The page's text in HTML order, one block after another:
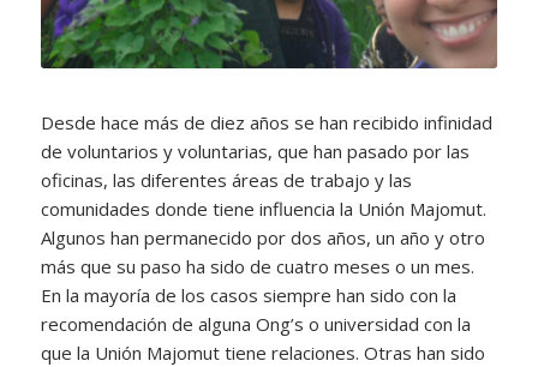
Desde hace más de diez años se han recibido infinidad
de voluntarios y voluntarias, que han pasado por las
oficinas, las diferentes áreas de trabajo y las
comunidades donde tiene influencia la Unión Majomut.
Algunos han permanecido por dos años, un año y otro
más que su paso ha sido de cuatro meses o un mes.
En la mayoría de los casos siempre han sido con la
recomendación de alguna Ong’s o universidad con la
que la Unión Majomut tiene relaciones. Otras han sido